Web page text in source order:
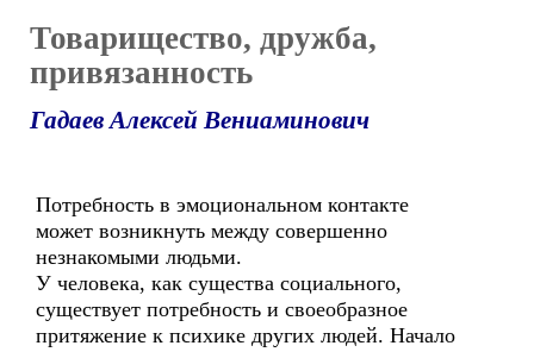
Товарищество, дружба,
привязанность
Гадаев Алексей Вениаминович
Потребность в эмоциональном контакте
может возникнуть между совершенно
незнакомыми людьми.
У человека, как существа социального,
существует потребность и своеобразное
притяжение к психике других людей. Начало